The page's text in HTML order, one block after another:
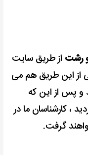
رشت از طریق سایت
از این طریق هم می
و پس از این که
، کارشناسان ما در
گرفت.